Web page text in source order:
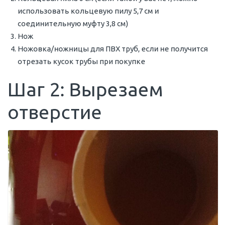
использовать кольцевую пилу 5,7 см и
соединительную муфту 3,8 см)
Нож
Ножовка/ножницы для ПВХ труб, если не получится
отрезать кусок трубы при покупке
Шаг 2: Вырезаем
отверстие